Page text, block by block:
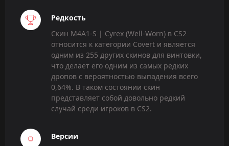
Редкость
Скин M4A1-S | Cyrex (Well-Worn) в CS2
относится к категории Covert и является
одним из 255 других скинов для винтовки,
что делает его одним из самых редких
дропов с вероятностью выпадения всего
0,64%. В таком состоянии скин
представляет собой довольно редкий
случай среди игроков в CS2.
Версии